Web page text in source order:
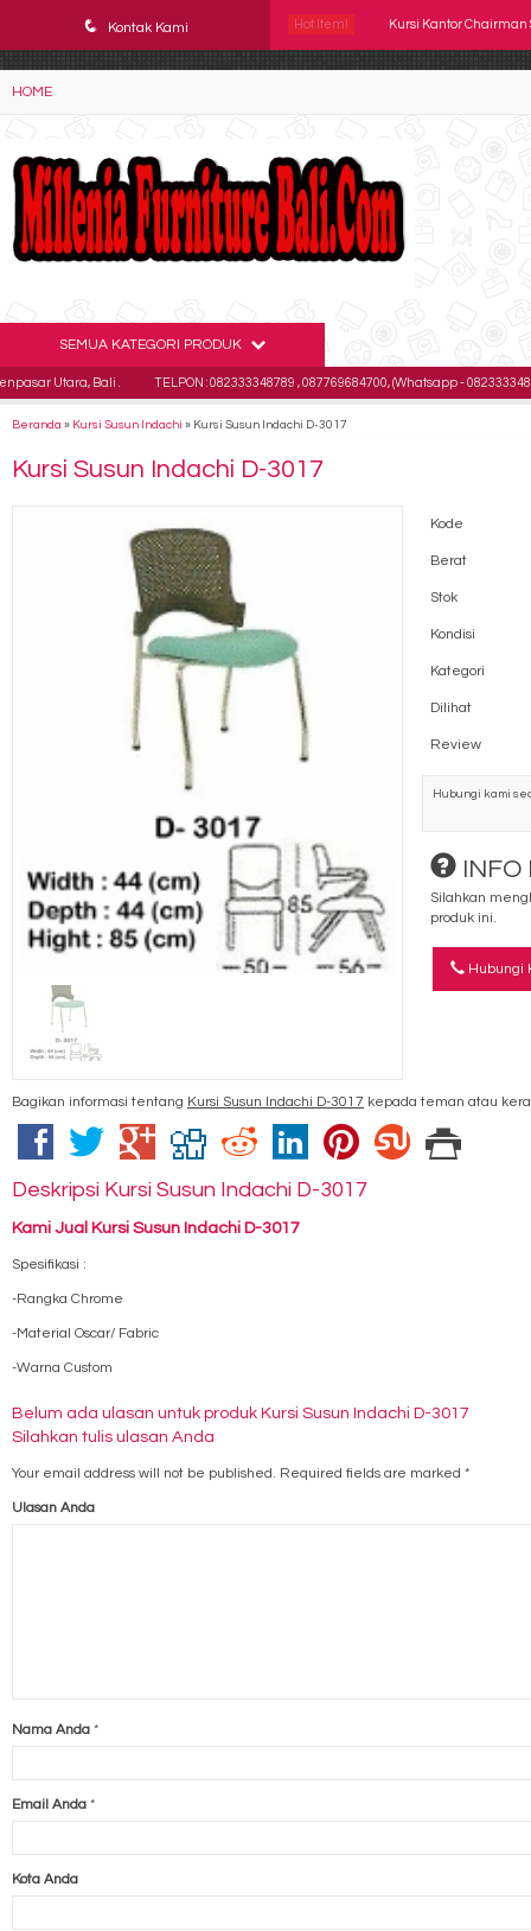
q
Kontak Kami Hot Item! Kursi Kantor Uno
Kursi Kantor SAVELLO
HOME
SEMUA KATEGORI PRODUK
Bali . TELPON : 082333348789 , 087769684700, (Whatsapp - 082333348789)
Beranda » Kursi Susun Indachi » Kursi Susun Indachi D-3017
Kursi Susun Indachi D-3017
Kode
Berat
Stok
Kondisi
Kategori
Dilihat
Review
Hubungi kami
INFO
Silahkan
produk ini.
Hubungi
Bagikan informasi tentang Kursi Susun Indachi D-3017 kepada teman atau
Deskripsi Kursi Susun Indachi D-3017
Kami Jual Kursi Susun Indachi D-3017
Spesifikasi :
-Rangka Chrome
-Material Oscar/ Fabric
-Warna Custom
Belum ada ulasan untuk produk Kursi Susun Indachi D-3017
Silahkan tulis ulasan Anda
Your email address will not be published. Required fields are marked *
Ulasan Anda
Nama Anda *
Email Anda *
Kota Anda